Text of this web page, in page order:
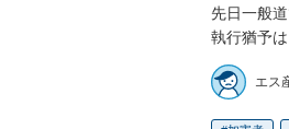
先日一般
執行猶予
エス